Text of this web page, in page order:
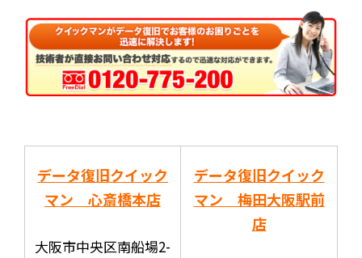
データ復旧クイック
マン 心斎橋本店
大阪市中央区南船場2-
データ復旧クイック
マン 梅田大阪駅前
店